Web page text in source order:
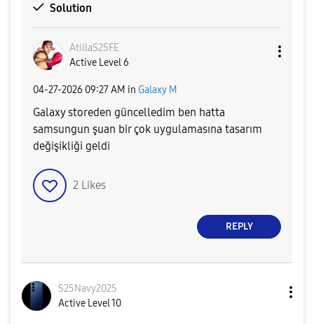
Solution
AtillaS25FE
Active Level 6
‎04-27-2026 09:27 AM in Galaxy M
Galaxy storeden güncelledim ben hatta
samsungun şuan bir çok uygulamasına tasarım
değişikliği geldi
2 Likes
REPLY
S25Navy2025
Active Level 10